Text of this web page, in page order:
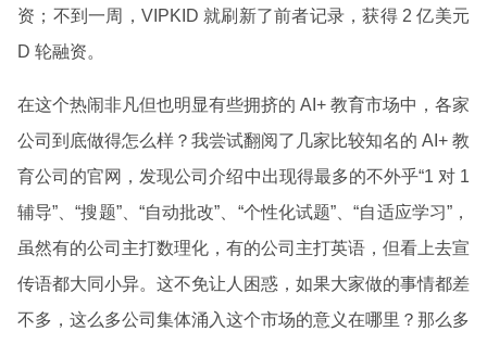
资；不到一周，VIPKID 就刷新了前者记录，获得 2 亿美元
D 轮融资。
在这个热闹非凡但也明显有些拥挤的 AI+ 教育市场中，各家
公司到底做得怎么样？我尝试翻阅了几家比较知名的 AI+ 教
育公司的官网，发现公司介绍中出现得最多的不外乎“1 对 1
辅导”、“搜题”、“自动批改”、“个性化试题”、“自适应学习”，
虽然有的公司主打数理化，有的公司主打英语，但看上去宣
传语都大同小异。这不免让人困惑，如果大家做的事情都差
不多，这么多公司集体涌入这个市场的意义在哪里？那么多